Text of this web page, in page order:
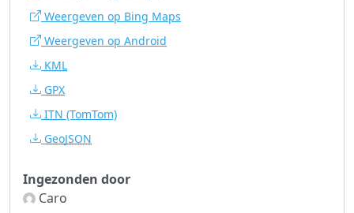
Weergeven op Bing Maps
Weergeven op Android
KML
GPX
ITN (TomTom)
GeoJSON
Ingezonden door
Caro